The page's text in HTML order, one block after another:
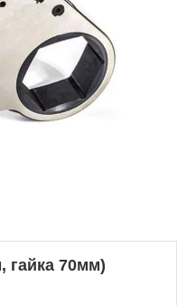
гайка 70мм)